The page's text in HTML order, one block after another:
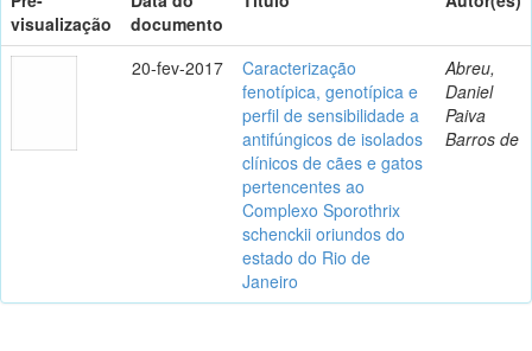
visualização
documento
20-fev-2017
Caracterização
fenotípica, genotípica e
perfil de sensibilidade a
antifúngicos de isolados
clínicos de cães e gatos
pertencentes ao
Complexo Sporothrix
schenckii oriundos do
estado do Rio de
Janeiro
Abreu,
Daniel
Paiva
Barros de